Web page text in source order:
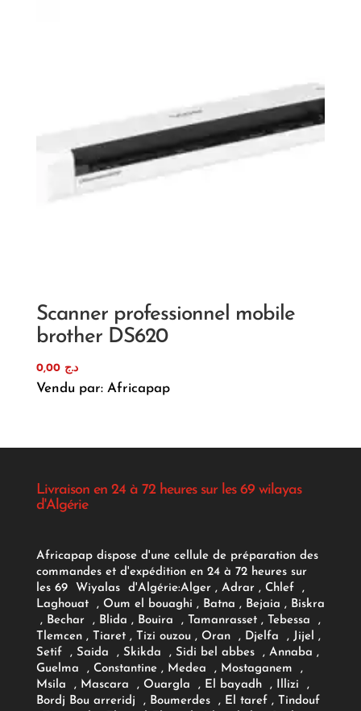
Scanner professionnel mobile
brother DS620
د.ج 0,00
Vendu par: Africapap
Livraison en 24 à 72 heures sur les 69 wilayas
d'Algérie
Africapap dispose d'une cellule de préparation des
commandes et d'expédition en 24 à 72 heures sur
les 69 Wiyalas d'Algérie:Alger , Adrar, Chlef ,
Laghouat , Oum el bouaghi , Batna , Bejaia , Biskra
, Bechar , Blida , Bouira , Tamanrasset , Tebessa ,
Tlemcen , Tiaret , Tizi ouzou , Oran , Djelfa , Jijel ,
Setif , Saida , Skikda , Sidi bel abbes , Annaba ,
Guelma , Constantine , Medea , Mostaganem ,
Msila , Mascara , Ouargla , El bayadh , Illizi ,
Bordj Bou arreridj , Boumerdes , El taref , Tindouf